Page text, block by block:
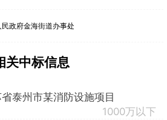
政府金海街道办事处
关中标信息
泰州市某消防设施项目
1000万以下